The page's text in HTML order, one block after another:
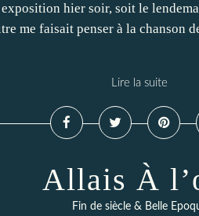
hier soir, soit le
me faisait penser à la chanson
Lire la suite
Allais À
Fin de siècle & Belle